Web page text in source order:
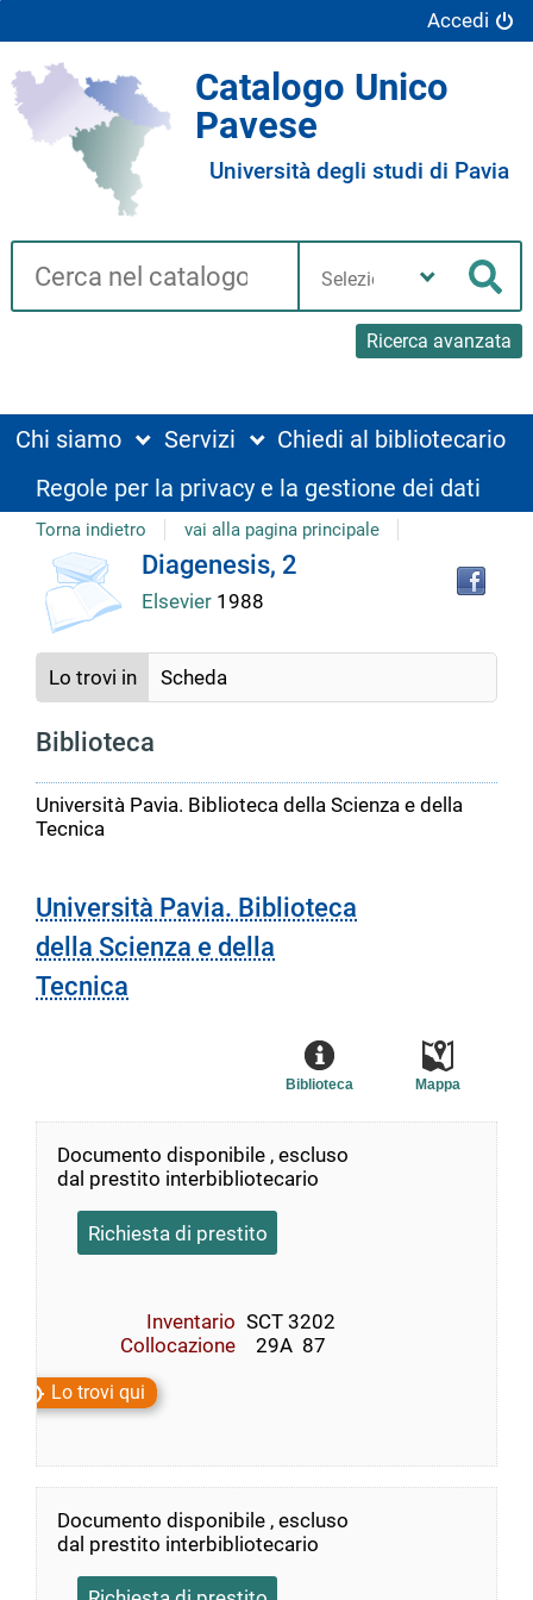
Accedi
Catalogo Unico
Pavese
Università degli studi di Pavia
Cerca su "Catalogo"
Ricerca avanzata
biblioteca
Chi siamo Servizi
Chiedi al bibliotecario
Regole per la privacy e la gestione dei dati
Torna indietro vai alla pagina principale
Dettaglio
del
documento
copertina Diagenesis, 2
Elsevier 1988
Lo trovi in Scheda
Biblioteca
Università Pavia. Biblioteca della Scienza e della
Tecnica
Università Pavia. Biblioteca
della Scienza e della
Tecnica
Mappa
Biblioteca
Documento disponibile , escluso
dal prestito interbibliotecario
Richiesta di prestito
Inventario SCT 3202
Collocazione
  29A  87
Lo trovi qui
Documento disponibile , escluso
dal prestito interbibliotecario